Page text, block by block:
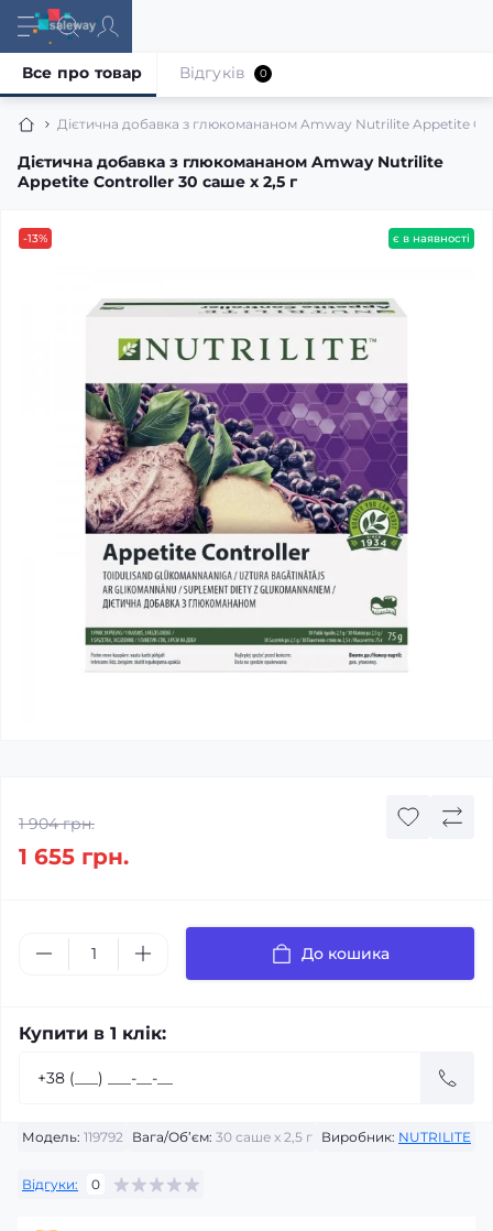
Дієтична добавка з глюкомананом Amway Nutrilite Appetite
Дієтична добавка з глюкомананом Amway Nutrilite
Appetite Controller 30 саше x 2,5 г
Все про товар Відгуків 0
-13% є в наявності
Модель: 119792 Вага/Об’єм: 30 саше x 2,5 г Виробник: NUTRILITE
Відгуки: 0
1 904 грн.
1 655 грн.
До кошика
Купити в 1 клік: